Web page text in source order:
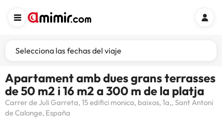
Selecciona las fechas del viaje
Apartament amb dues grans terrasses
de 50 m2 i 16 m2 a 300 m de la platja
Carrer de Juli Garreta, 15 edifici monica, baixos, 1a,, Sant Antoni
de Calonge, España